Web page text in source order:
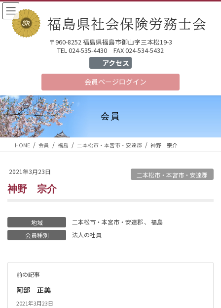
コ
ン
ッ
プ
ナ
ビ
移
動
〒960-8252 福島県福島市御山字三本松19-3
TEL 024-535-4430 FAX 024-534-5432
アクセス
会員ページログイン
会員
HOME 会員 福島 二本松市・本宮市・安達郡 神野 宗介
2021年3月23日 二本松市・本宮市・安達郡
神野 宗介
地域 二本松市・本宮市・安達郡 、
福島
会員種別
法人の社員
前の記事
阿部 正美
2021年3月23日